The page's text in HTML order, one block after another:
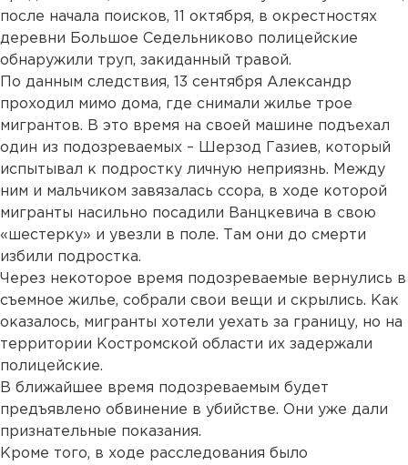
после начала поисков, 11 октября, в окрестностях
деревни Большое Седельниково полицейские
обнаружили труп, закиданный травой.
По данным следствия, 13 сентября Александр
проходил мимо дома, где снимали жилье трое
мигрантов. В это время на своей машине подъехал
один из подозреваемых – Шерзод Газиев, который
испытывал к подростку личную неприязнь. Между
ним и мальчиком завязалась ссора, в ходе которой
мигранты насильно посадили Ванцкевича в свою
«шестерку» и увезли в поле. Там они до смерти
избили подростка.
Через некоторое время подозреваемые вернулись в
съемное жилье, собрали свои вещи и скрылись. Как
оказалось, мигранты хотели уехать за границу, но на
территории Костромской области их задержали
полицейские.
В ближайшее время подозреваемым будет
предъявлено обвинение в убийстве. Они уже дали
признательные показания.
Кроме того, в ходе расследования было